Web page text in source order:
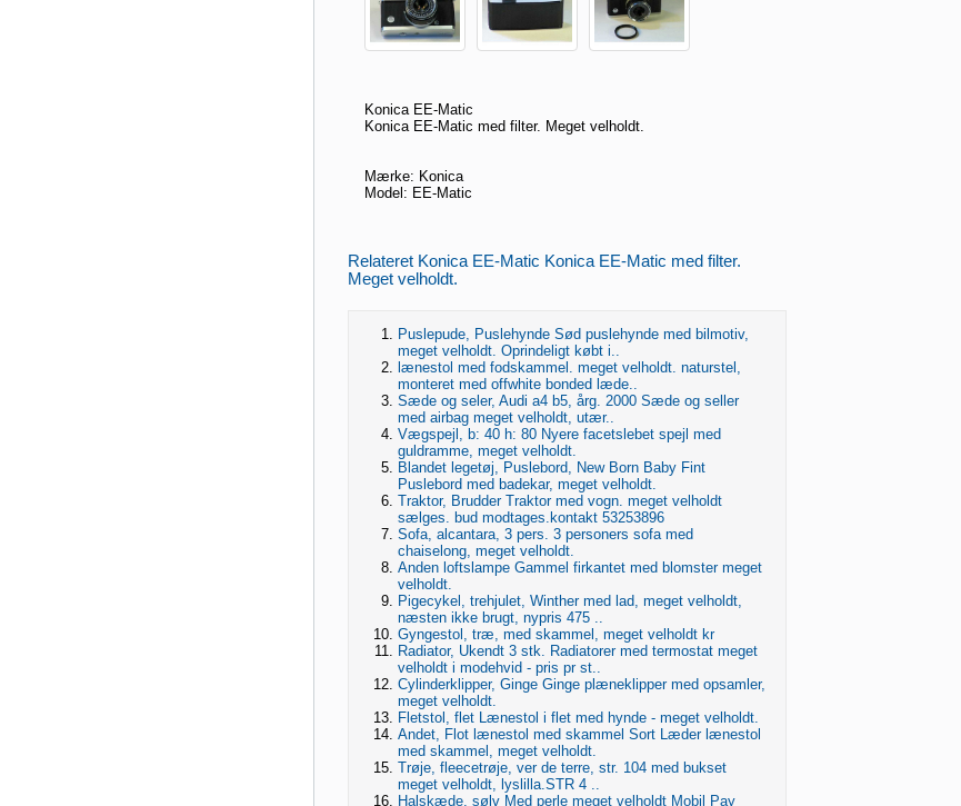
Konica EE-Matic
Konica EE-Matic med filter. Meget velholdt.
Mærke: Konica
Model: EE-Matic
Relateret Konica EE-Matic Konica EE-Matic med filter.
Meget velholdt.
Puslepude, Puslehynde Sød puslehynde med bilmotiv,
meget velholdt. Oprindeligt købt i..
lænestol med fodskammel. meget velholdt. naturstel,
monteret med offwhite bonded læde..
Sæde og seler, Audi a4 b5, årg. 2000 Sæde og seller
med airbag meget velholdt, utær..
Vægspejl, b: 40 h: 80 Nyere facetslebet spejl med
guldramme, meget velholdt.
Blandet legetøj, Puslebord, New Born Baby Fint
Puslebord med badekar, meget velholdt.
Traktor, Brudder Traktor med vogn. meget velholdt
sælges. bud modtages.kontakt 53253896
Sofa, alcantara, 3 pers. 3 personers sofa med
chaiselong, meget velholdt.
Anden loftslampe Gammel firkantet med blomster meget
velholdt.
Pigecykel, trehjulet, Winther med lad, meget velholdt,
næsten ikke brugt, nypris 475 ..
Gyngestol, træ, med skammel, meget velholdt kr
Radiator, Ukendt 3 stk. Radiatorer med termostat meget
velholdt i modehvid - pris pr st..
Cylinderklipper, Ginge Ginge plæneklipper med opsamler,
meget velholdt.
Fletstol, flet Lænestol i flet med hynde - meget velholdt.
Andet, Flot lænestol med skammel Sort Læder lænestol
med skammel, meget velholdt.
Trøje, fleecetrøje, ver de terre, str. 104 med bukset
meget velholdt, lyslilla.STR 4 ..
Halskæde, sølv Med perle meget velholdt Mobil Pay